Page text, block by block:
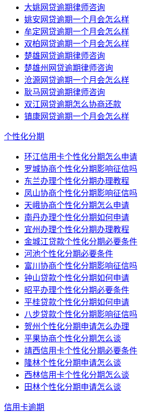
大姚网贷逾期律师咨询
姚安网贷逾期一个月会怎么样
牟定网贷逾期一个月会怎么样
双柏网贷逾期一个月会怎么样
楚雄网贷逾期律师咨询
楚雄州网贷逾期律师咨询
沧源网贷逾期一个月会怎么样
耿马网贷逾期律师咨询
双江网贷逾期怎么协商还款
镇康网贷逾期一个月会怎么样
个性化分期
环江信用卡个性化分期怎么申请
罗城协商个性化分期影响征信吗
东兰办理个性化分期办理教程
凤山协商个性化分期影响征信吗
天峨协商个性化分期怎么申请
南丹办理个性化分期如何申请
宜州办理个性化分期办理教程
金城江贷款个性化分期必要条件
河池个性化分期必要条件
富川协商个性化分期影响征信吗
钟山贷款个性化分期如何申请
昭平办理个性化分期必要条件
平桂贷款个性化分期如何申请
八步贷款个性化分期影响征信吗
贺州个性化分期申请怎么办理
平果协商个性化分期怎么谈
靖西信用卡个性化分期必要条件
隆林个性化分期申请怎么谈
西林信用卡个性化分期怎么谈
田林个性化分期申请怎么谈
信用卡逾期